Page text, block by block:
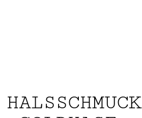
HALSSCHMUCK